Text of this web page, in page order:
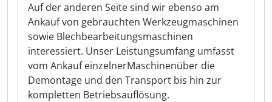
Auf der anderen Seite sind wir ebenso am
Ankauf von gebrauchten Werkzeugmaschinen
sowie Blechbearbeitungsmaschinen
interessiert. Unser Leistungsumfang umfasst
vom Ankauf einzelnerMaschinenüber die
Demontage und den Transport bis hin zur
kompletten Betriebsauflösung.